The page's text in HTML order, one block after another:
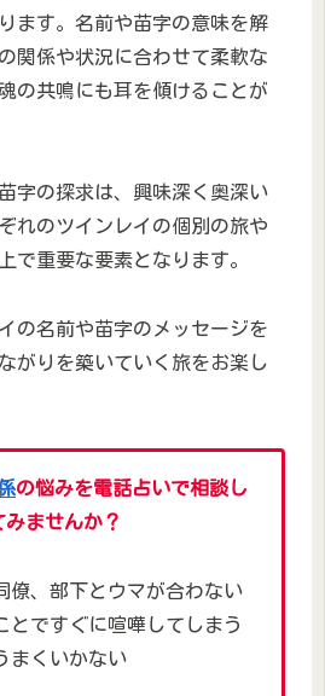
ます。名前や苗字の意味を解
関係や状況に合わせて柔軟な
の共鳴にも耳を傾けることが
字の探求は、興味深く奥深い
れのツインレイの個別の旅や
で重要な要素となります。
の名前や苗字のメッセージを
がりを築いていく旅をお楽し
の悩みを電話占いで相談し
みませんか？
僚、部下とウマが合わない
とですぐに喧嘩してしまう
まくいかない